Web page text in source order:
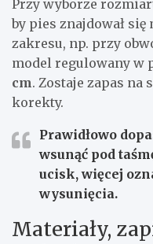
Przy wyborze
by pies znajdował
zakresu, np. przy
model regulowany w
cm. Zostaje zapas na
korekty.
Prawidłowo
wsunąć pod
ucisk, więcej
wysunięcia.
Materiały,